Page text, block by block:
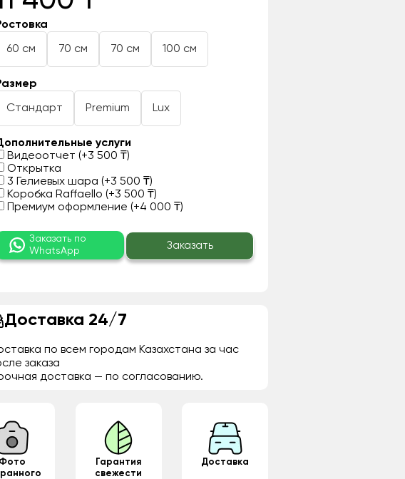
60 см 70 см 70 см 100 см
Стандарт Premium Lux
услуги
Видеоотчет (+3 500 ₸)
Открытка
3 Гелиевых шара (+3 500 ₸)
Коробка Raffaello (+3 500 ₸)
Премиум оформление (+4 000 ₸)
Заказать по
WhatsApp
Заказать
Доставка 24/7
по всем городам Казахстана за час
заказа
доставка — по согласованию.
Фото
Гарантия
свежести
Доставка